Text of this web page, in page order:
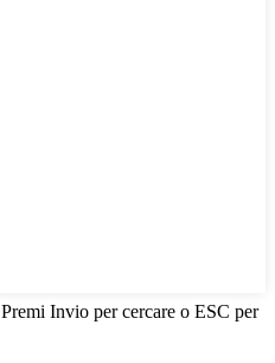
Premi Invio per cercare o ESC per